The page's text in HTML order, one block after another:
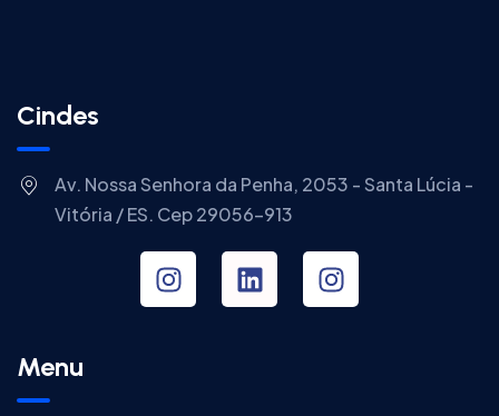
Cindes
Av. Nossa Senhora da Penha, 2053 - Santa Lúcia -
Vitória / ES. Cep 29056-913
Menu